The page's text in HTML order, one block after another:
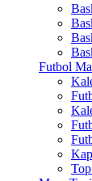
Futbol